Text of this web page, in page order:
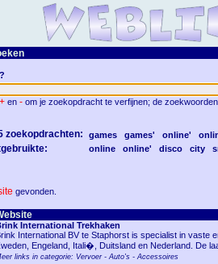
+ en - om je zoekopdracht te verfijnen; de
zoekopdrachten: games games' online'
online online' disco city
gevonden.
International Trekhaken
International BV te Staphorst is specialist in vaste
Engeland, Itali�, Duitsland en Nederland. De
links in categorie: Vervoer - Auto's - Accessoires